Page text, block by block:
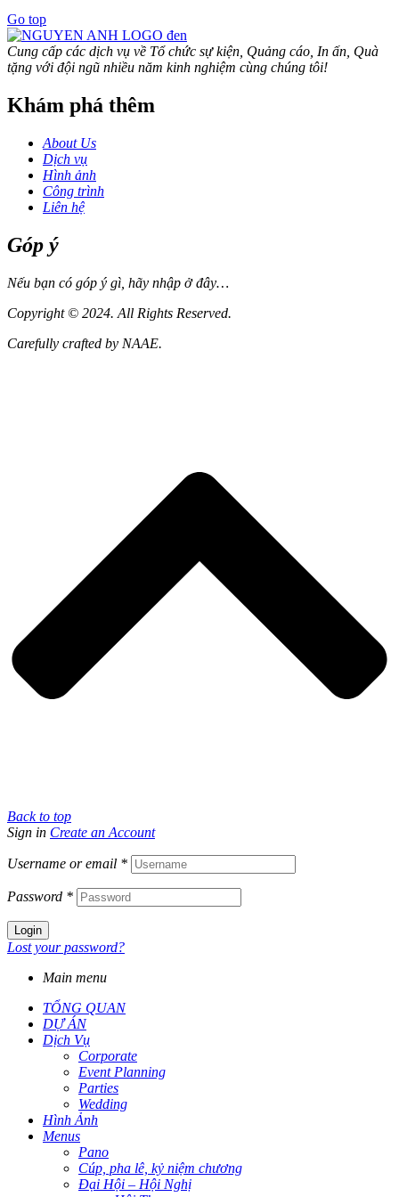
Go top
Cung cấp các dịch vụ về Tổ chức sự kiện, Quảng cáo, In ấn, Quà
tặng với đội ngũ nhiều năm kinh nghiệm cùng chúng tôi!
Khám phá thêm
About Us
Dịch vụ
Hình ảnh
Công trình
Liên hệ
Góp ý
Nếu bạn có góp ý gì, hãy nhập ở đây…
Copyright © 2024. All Rights Reserved.
Carefully crafted by NAAE.
Back to top
Sign in Create an Account
Username or email *
Password *
Login
Lost your password?
Main menu
TỔNG QUAN
DỰ ÁN
Dịch Vụ
Corporate
Event Planning
Parties
Wedding
Hình Ảnh
Menus
Pano
Cúp, pha lê, kỷ niệm chương
Đại Hội – Hội Nghị